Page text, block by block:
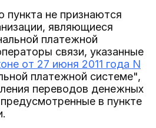
пункта не признаются
являющиеся
платежной
связи, указанные
от 27 июня 2011 года N
платежной системе",
переводов денежных
в пункте